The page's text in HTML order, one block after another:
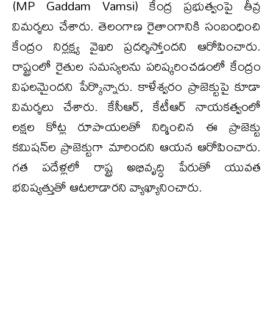
(MP Gaddam Vamsi) కేంద్ర ప్రభుత్వంపై తీవ్ర
విమర్శలు చేశారు. తెలంగాణ రైతాంగానికి సంబంధించి
కేంద్రం నిర్లక్ష్య వైఖరి ప్రదర్శిస్తోందని ఆరోపించారు.
రాష్ట్రంలో రైతుల సమస్యలను పరిష్కరించడంలో కేంద్రం
విఫలమైందని పేర్కొన్నారు. కాళేశ్వరం ప్రాజెక్టుపై కూడా
విమర్శలు చేశారు. కేసీఆర్, కేటీఆర్ నాయకత్వంలో
లక్షల కోట్ల రూపాయలతో నిర్మించిన ఈ ప్రాజెక్టు
కమిషన్‌ల ప్రాజెక్టుగా మారిందని ఆయన ఆరోపించారు.
గత పదేళ్లలో రాష్ట్ర అభివృద్ధి పేరుతో యువత
భవిష్యత్తుతో ఆటలాడారని వ్యాఖ్యానించారు.